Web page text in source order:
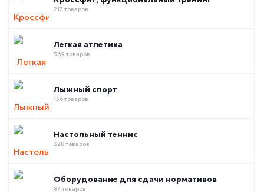
217 товаров
Легкая атлетика
569 товаров
Лыжный спорт
136 товаров
Настольный теннис
328 товаров
Оборудование для сдачи нормативов
87 товаров